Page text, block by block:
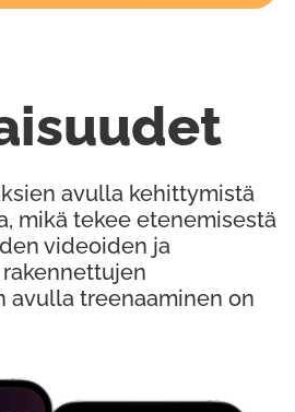
avulla kehittymistä
mikä tekee etenemisestä
videoiden ja
avulla treenaaminen on